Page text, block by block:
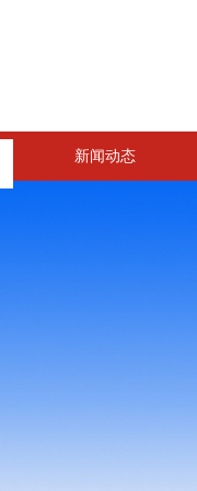
新闻动态